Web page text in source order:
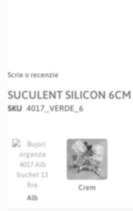
Scrie o recenzie
SUCULENT SILICON
SKU 4017_VERDE_6
Alb
Crem